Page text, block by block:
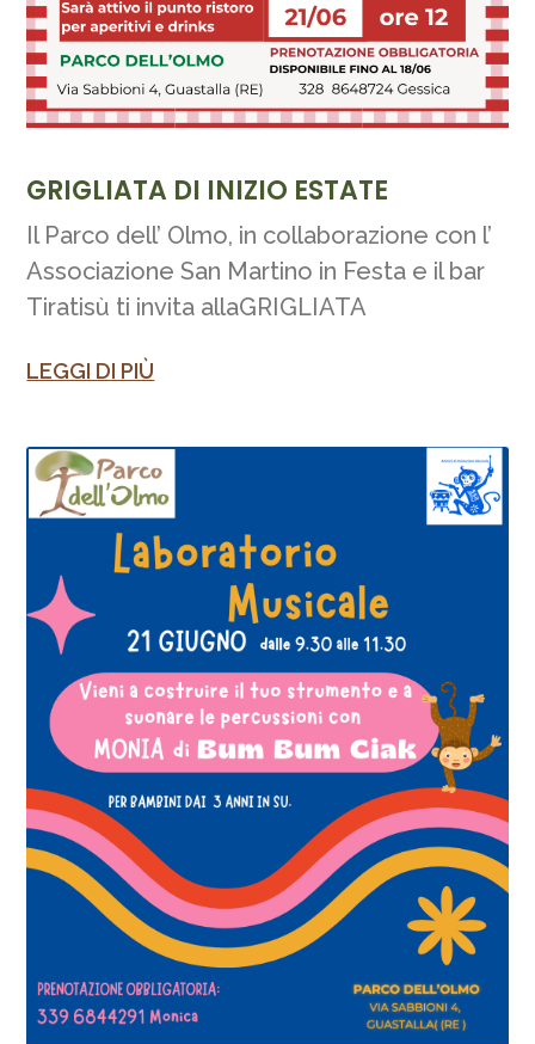
GRIGLIATA DI INIZIO ESTATE
Il Parco dell’ Olmo, in collaborazione con l’
Associazione San Martino in Festa e il bar
Tiratisù ti invita allaGRIGLIATA
LEGGI DI PIÙ